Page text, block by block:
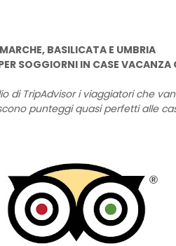
MARCHE, BASILICATA E UMBRIA
SOGGIORNI IN CASE
di TripAdvisor i viaggiatori che
punteggi quasi perfetti alle